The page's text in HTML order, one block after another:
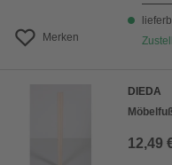
Merken
DIEDA
12,49